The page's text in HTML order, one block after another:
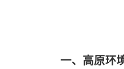
一、高原环